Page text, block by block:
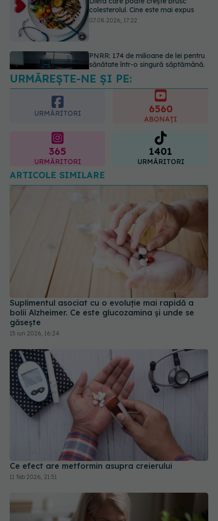
PNRR: 174 de milioane de lei pentru
sănătate într-o singură săptămână.
Ce spune culoarea ta preferată
despre vârsta pe care o ai. Care
este "codul cromatic" al generațiilor
URMĂREȘTE-NE ȘI PE:
URMĂRITORI 6560
ABONAȚI
365
URMĂRITORI
1401
URMĂRITORI
ARTICOLE SIMILARE
Suplimentul asociat cu o evoluție mai rapidă a
bolii Alzheimer. Ce este glucozamina și unde se
găsește
15 iun 2026, 16:24
Ce efect are metformin asupra creierului
11 feb 2026, 21:51